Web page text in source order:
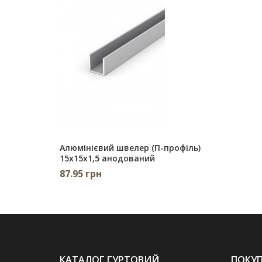
Алюмінієвий швелер (П-профіль)
15х15х1,5 анодований
87.95 грн